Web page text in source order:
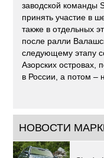
заводской
принять участие в
также в отдельных
после ралли
следующему этапу
Азорских островах,
в России, а потом –
НОВОСТИ